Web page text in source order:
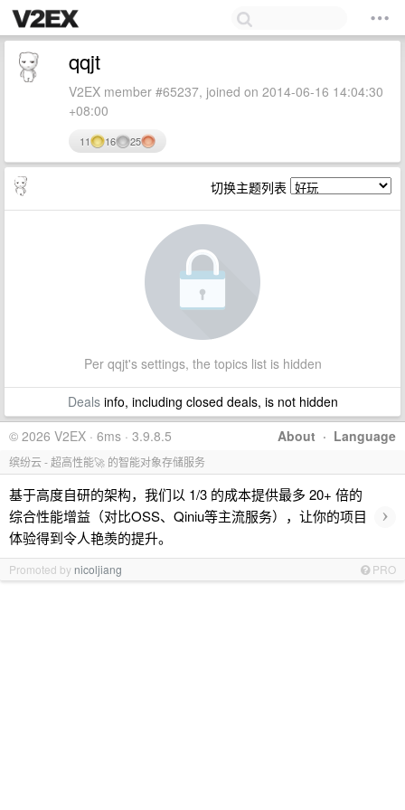
qqjt
V2EX member #65237, joined on 2014-06-16 14:04:30
+08:00
11 16 25
切换主题列表
Per qqjt's settings, the topics list is hidden
Dealsinfo, including closed deals, is not hidden
About · Language
© 2026 V2EX · 6ms · 3.9.8.5
缤纷云 - 超高性能🚀 的智能对象存储服务
基于高度自研的架构，我们以 1/3 的成本提供最多 20+ 倍的
综合性能增益（对比OSS、Qiniu等主流服务），让你的项目
体验得到令人艳羡的提升。
›
Promoted by nicoljiang PRO